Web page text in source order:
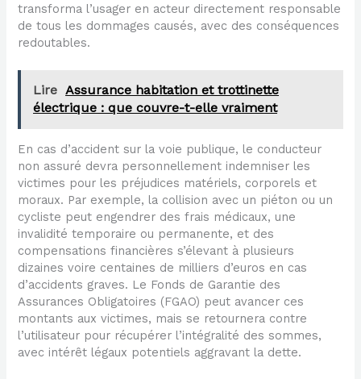
transforma l’usager en acteur directement responsable
de tous les dommages causés, avec des conséquences
redoutables.
Lire Assurance habitation et trottinette
électrique : que couvre-t-elle vraiment
En cas d’accident sur la voie publique, le conducteur
non assuré devra personnellement indemniser les
victimes pour les préjudices matériels, corporels et
moraux. Par exemple, la collision avec un piéton ou un
cycliste peut engendrer des frais médicaux, une
invalidité temporaire ou permanente, et des
compensations financières s’élevant à plusieurs
dizaines voire centaines de milliers d’euros en cas
d’accidents graves. Le Fonds de Garantie des
Assurances Obligatoires (FGAO) peut avancer ces
montants aux victimes, mais se retournera contre
l’utilisateur pour récupérer l’intégralité des sommes,
avec intérêt légaux potentiels aggravant la dette.